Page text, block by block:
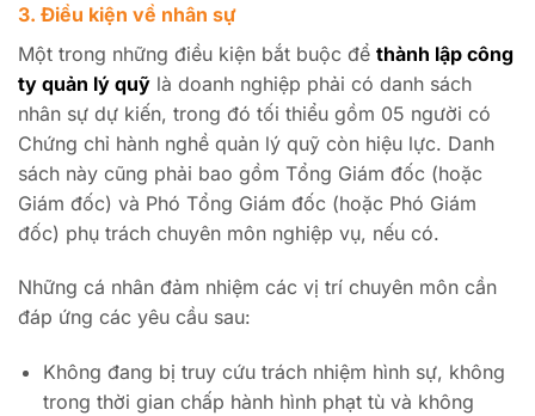
3. Điều kiện về nhân sự
Một trong những điều kiện bắt buộc để thành lập công
ty quản lý quỹ là doanh nghiệp phải có danh sách
nhân sự dự kiến, trong đó tối thiểu gồm 05 người có
Chứng chỉ hành nghề quản lý quỹ còn hiệu lực. Danh
sách này cũng phải bao gồm Tổng Giám đốc (hoặc
Giám đốc) và Phó Tổng Giám đốc (hoặc Phó Giám
đốc) phụ trách chuyên môn nghiệp vụ, nếu có.
Những cá nhân đảm nhiệm các vị trí chuyên môn cần
đáp ứng các yêu cầu sau:
Không đang bị truy cứu trách nhiệm hình sự, không
trong thời gian chấp hành hình phạt tù và không